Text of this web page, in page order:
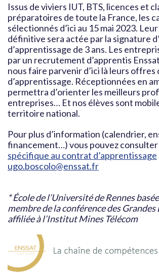
Issus de viviers IUT, BTS, licences et
préparatoires de toute la France, les
sélectionnés d’ici au 15 mai 2023.
définitive sera actée par la signature
d’apprentissage de 3 ans. Les
par un recrutement d’apprentis
nous faire parvenir d’ici là leurs offres
d’apprentissage. Réceptionnées en
permettra d’orienter les meilleurs
entreprises… Et nos élèves sont
territoire national.
Pour plus d’information (calendrier,
financement…) vous pouvez consulter
spécifique au contrat d’apprentissage
ugo.boscolo@enssat.fr
* École de l’Université de Rennes
membre de la conférence des Grandes
affiliée à l’Institut Mines Télécom